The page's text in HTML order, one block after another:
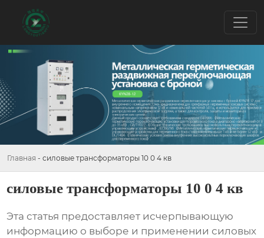
Главная - силовые трансформаторы 10 0 4 кв
силовые трансформаторы 10 0 4 кв
Эта статья предоставляет исчерпывающую
информацию о выборе и применении силовых